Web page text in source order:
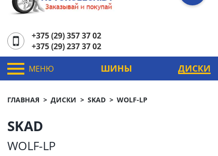
+375 (29) 357 37 02
+375 (29) 237 37 02
МЕНЮ ШИНЫ ДИСКИ
ГЛАВНАЯ ДИСКИ SKAD WOLF-LP
SKAD
WOLF-LP